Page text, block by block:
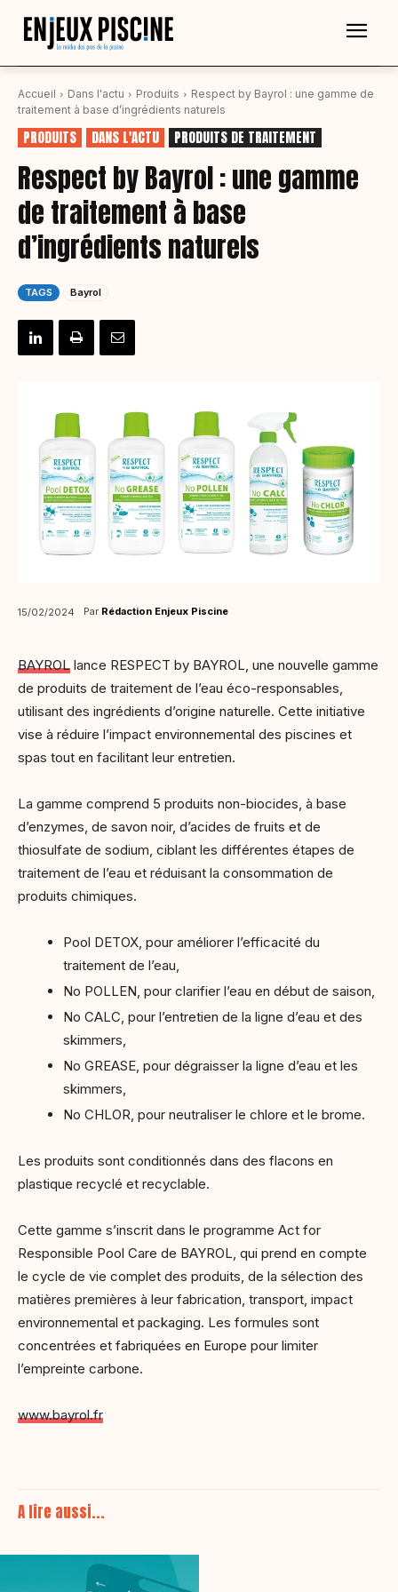
Accueil Dans l'actu Produits
Respect by Bayrol : une gamme de
traitement à base d’ingrédients naturels
PRODUITS DANS L'ACTU PRODUITS DE TRAITEMENT
Respect by Bayrol : une gamme
de traitement à base
d’ingrédients naturels
TAGS Bayrol
15/02/2024 Par Rédaction Enjeux Piscine
BAYROL lance RESPECT by BAYROL, une nouvelle gamme
de produits de traitement de l’eau éco-responsables,
utilisant des ingrédients d’origine naturelle. Cette initiative
vise à réduire l’impact environnemental des piscines et
spas tout en facilitant leur entretien.
La gamme comprend 5 produits non-biocides, à base
d’enzymes, de savon noir, d’acides de fruits et de
thiosulfate de sodium, ciblant les différentes étapes de
traitement de l’eau et réduisant la consommation de
produits chimiques.
Pool DETOX, pour améliorer l’efficacité du
traitement de l’eau,
No POLLEN, pour clarifier l’eau en début de saison,
No CALC, pour l’entretien de la ligne d’eau et des
skimmers,
No GREASE, pour dégraisser la ligne d’eau et les
skimmers,
No CHLOR, pour neutraliser le chlore et le brome.
Les produits sont conditionnés dans des flacons en
plastique recyclé et recyclable.
Cette gamme s’inscrit dans le programme Act for
Responsible Pool Care de BAYROL, qui prend en compte
le cycle de vie complet des produits, de la sélection des
matières premières à leur fabrication, transport, impact
environnemental et packaging. Les formules sont
concentrées et fabriquées en Europe pour limiter
l’empreinte carbone.
www.bayrol.fr
A lire aussi...